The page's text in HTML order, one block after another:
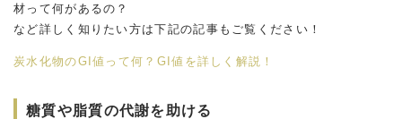
材って何があるの？
など詳しく知りたい方は下記の記事もご覧ください！
炭水化物のGI値って何？GI値を詳しく解説！
糖質や脂質の代謝を助ける